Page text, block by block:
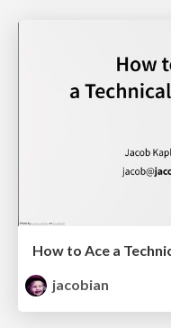
How to Ace a
jacobian